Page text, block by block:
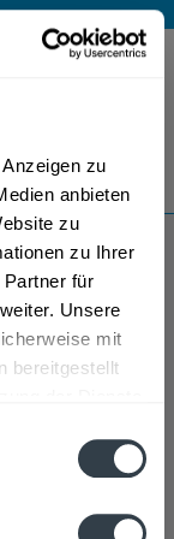
zu
anbieten
zu
zu Ihrer
für
Unsere
mit
bereitgestellt
widerrufen
Datenschutzerklärung